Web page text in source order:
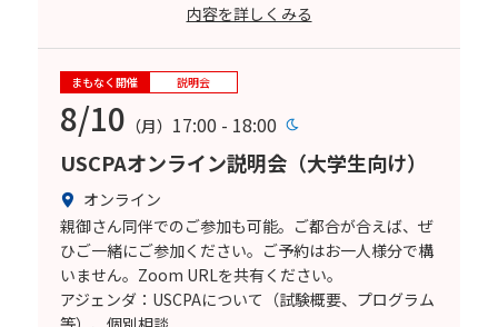
内容を詳しくみる
まもなく開催 説明会
8/10 （月） 17:00 - 18:00
USCPAオンライン説明会（大学生向け）
オンライン
親御さん同伴でのご参加も可能。ご都合が合えば、ぜ
ひご一緒にご参加ください。ご予約はお一人様分で構
いません。Zoom URLを共有ください。
アジェンダ：USCPAについて（試験概要、プログラム